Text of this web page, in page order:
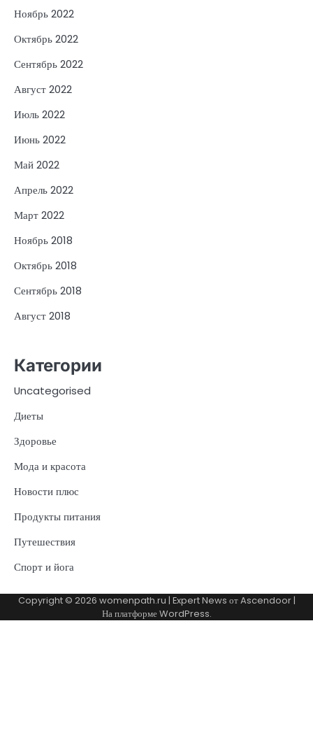
Ноябрь 2022
Октябрь 2022
Сентябрь 2022
Август 2022
Июль 2022
Июнь 2022
Май 2022
Апрель 2022
Март 2022
Ноябрь 2018
Октябрь 2018
Сентябрь 2018
Август 2018
Категории
Uncategorised
Диеты
Здоровье
Мода и красота
Новости плюс
Продукты питания
Путешествия
Спорт и йога
Copyright © 2026 womenpath.ru | Expert News отAscendoor|
На платформеWordPress.